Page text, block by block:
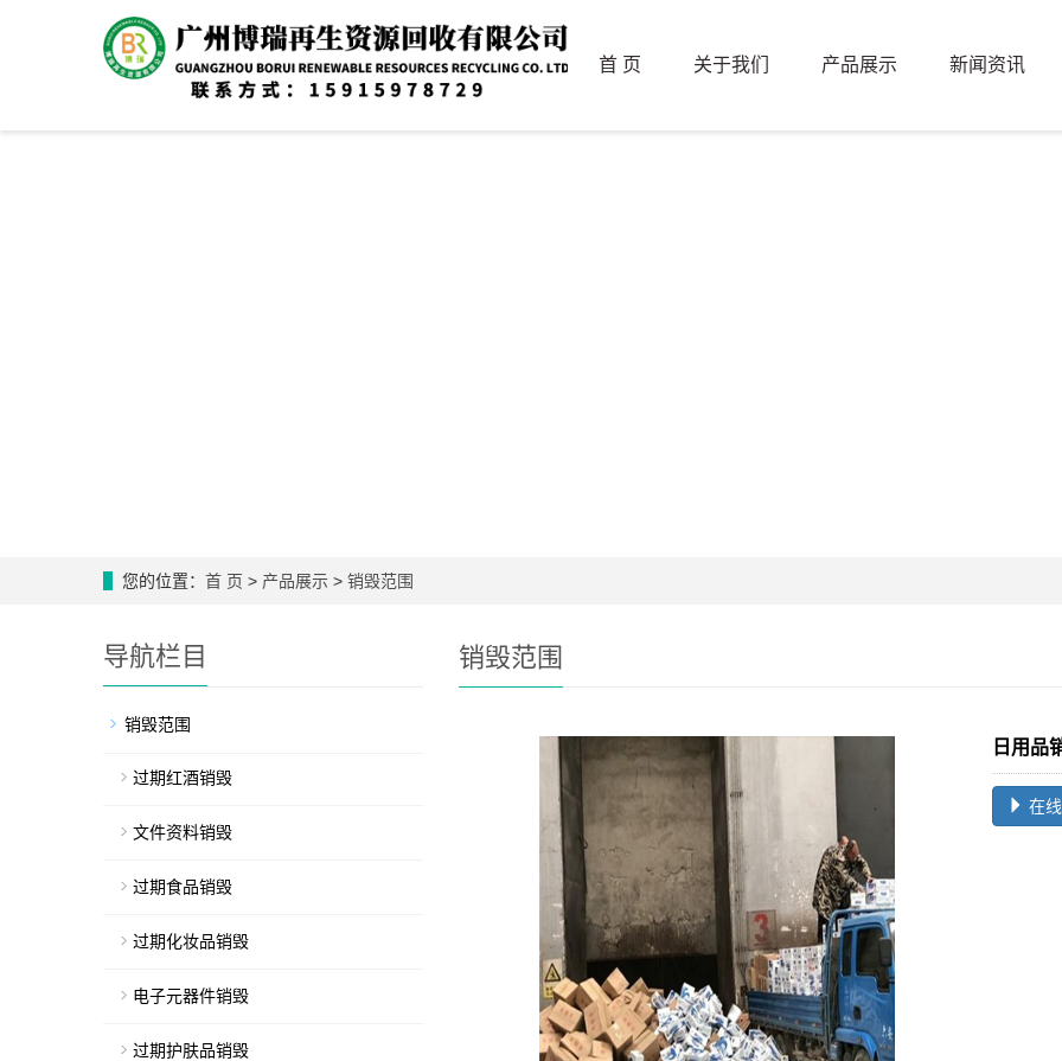
首 页 关于我们 产品展示 新闻资讯
您的位置： 首 页 > 产品展示 > 销毁范围
销毁范围
日用品
在
导航栏目
销毁范围
过期红酒销毁
文件资料销毁
过期食品销毁
过期化妆品销毁
电子元器件销毁
过期护肤品销毁